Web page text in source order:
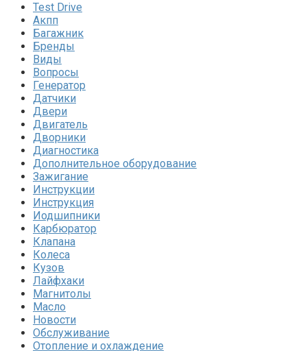
Test Drive
Акпп
Багажник
Бренды
Виды
Вопросы
Генератор
Датчики
Двери
Двигатель
Дворники
Диагностика
Дополнительное оборудование
Зажигание
Инструкции
Инструкция
Иодшипники
Карбюратор
Клапана
Колеса
Кузов
Лайфхаки
Магнитолы
Масло
Новости
Обслуживание
Отопление и охлаждение